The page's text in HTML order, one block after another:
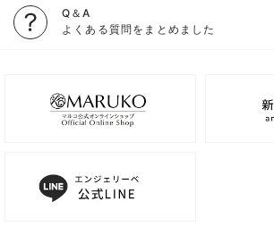
Q＆A
よくある質問をまとめました